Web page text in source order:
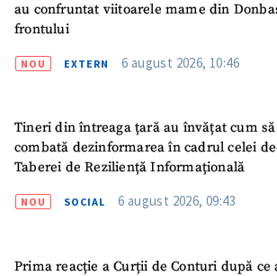
au confruntat viitoarele mame din
frontului
NOU EXTERN 6 august 2026, 10:46
Tineri din întreaga țară au învățat cum să
combată dezinformarea în cadrul celei
Taberei de Reziliență Informațională
NOU SOCIAL 6 august 2026, 09:43
Prima reacție a Curții de Conturi după ce